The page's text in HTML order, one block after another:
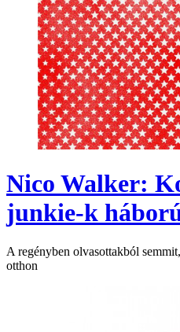
Nico Walker:
junkie-k
A regényben olvasottakból
otthon